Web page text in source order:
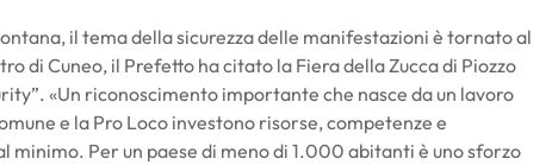
il tema della sicurezza delle manifestazioni è tornato al
di Cuneo, il Prefetto ha citato la Fiera della Zucca di Piozzo
«Un riconoscimento importante che nasce da un lavoro
e la Pro Loco investono risorse, competenze e
Per un paese di meno di 1.000 abitanti è uno sforzo